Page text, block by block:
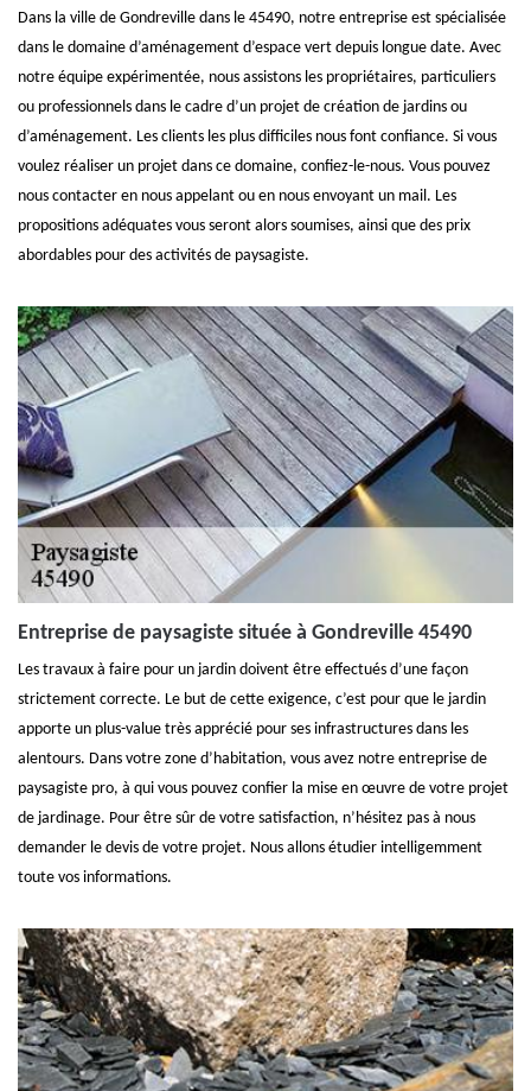
Dans la ville de Gondreville dans le 45490, notre entreprise est spécialisée
dans le domaine d’aménagement d’espace vert depuis longue date. Avec
notre équipe expérimentée, nous assistons les propriétaires, particuliers
ou professionnels dans le cadre d’un projet de création de jardins ou
d’aménagement. Les clients les plus difficiles nous font confiance. Si vous
voulez réaliser un projet dans ce domaine, confiez-le-nous. Vous pouvez
nous contacter en nous appelant ou en nous envoyant un mail. Les
propositions adéquates vous seront alors soumises, ainsi que des prix
abordables pour des activités de paysagiste.
Entreprise de paysagiste située à Gondreville 45490
Les travaux à faire pour un jardin doivent être effectués d’une façon
strictement correcte. Le but de cette exigence, c’est pour que le jardin
apporte un plus-value très apprécié pour ses infrastructures dans les
alentours. Dans votre zone d’habitation, vous avez notre entreprise de
paysagiste pro, à qui vous pouvez confier la mise en œuvre de votre projet
de jardinage. Pour être sûr de votre satisfaction, n’hésitez pas à nous
demander le devis de votre projet. Nous allons étudier intelligemment
toute vos informations.